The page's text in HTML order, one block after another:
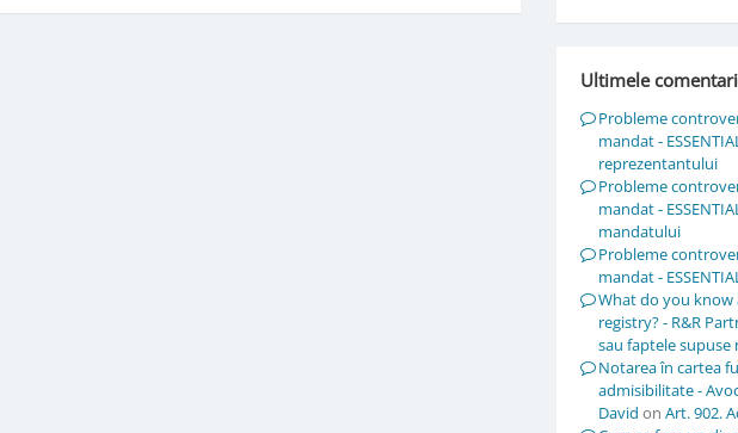
Ultimele
Probleme
mandat -
reprezentantului
Probleme
mandat -
mandatului
Probleme
mandat -
What do you
registry? - R&R
sau faptele supuse
Notarea în cartea
admisibilitate -
David on Art. 902.